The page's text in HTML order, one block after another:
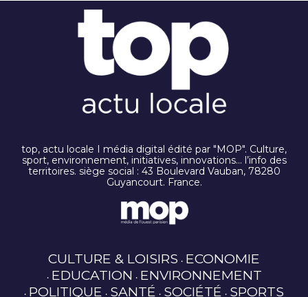
top, actu locale I média digital édité par "MOP". Culture,
sport, environnement, initiatives, innovations… l’info des
territoires. siège social : 43 Boulevard Vauban, 78280
Guyancourt. France.
CULTURE & LOISIRS ECONOMIE
EDUCATION ENVIRONNEMENT
POLITIQUE SANTÉ SOCIÉTÉ SPORTS